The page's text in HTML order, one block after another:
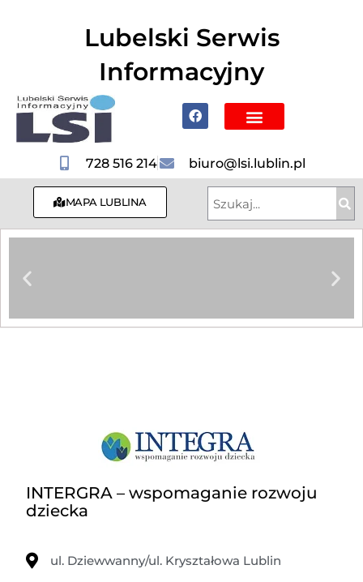
Lubelski Serwis
Informacyjny
728 516 214 biuro@lsi.lublin.pl
MAPA LUBLINA
INTERGRA – wspomaganie rozwoju
dziecka
ul. Dziewwanny/ul. Kryształowa Lublin